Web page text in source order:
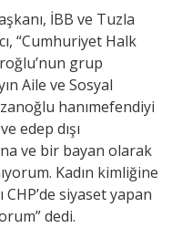
İBB ve Tuzla
“Cumhuriyet Halk
grup
Aile ve Sosyal
hanımefendiyi
edep dışı
ve bir bayan olarak
Kadın kimliğine
siyaset yapan
dedi.